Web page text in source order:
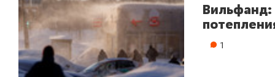
Вильфанд:
1